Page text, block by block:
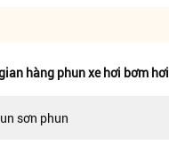
hàng phun xe hơi bơm hơi
sơn phun